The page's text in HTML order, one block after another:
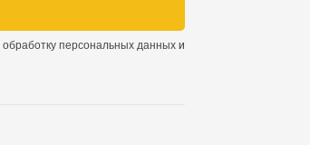
обработку персональных данных и